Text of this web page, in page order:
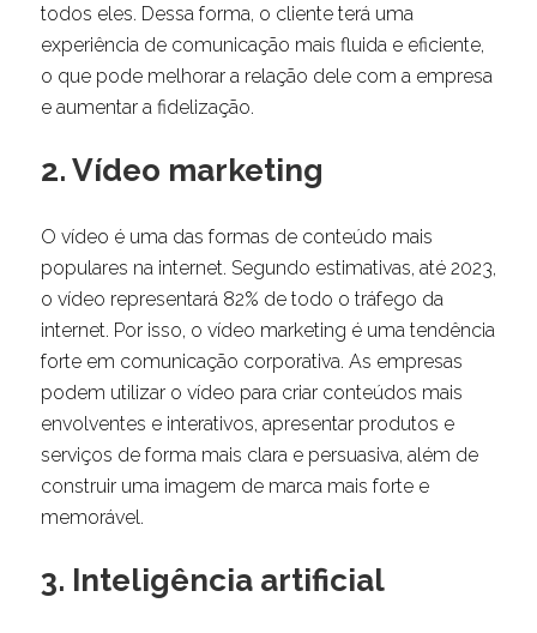
todos eles. Dessa forma, o cliente terá uma
experiência de comunicação mais fluida e eficiente,
o que pode melhorar a relação dele com a empresa
e aumentar a fidelização.
2. Vídeo marketing
O vídeo é uma das formas de conteúdo mais
populares na internet. Segundo estimativas, até 2023,
o vídeo representará 82% de todo o tráfego da
internet. Por isso, o vídeo marketing é uma tendência
forte em comunicação corporativa. As empresas
podem utilizar o vídeo para criar conteúdos mais
envolventes e interativos, apresentar produtos e
serviços de forma mais clara e persuasiva, além de
construir uma imagem de marca mais forte e
memorável.
3. Inteligência artificial